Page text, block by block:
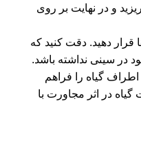
و در نهایت بر روی
دهید. دقت کنید که
در سینی نداشته باشد.
گیاه را فراهم
در اثر مجاورت با